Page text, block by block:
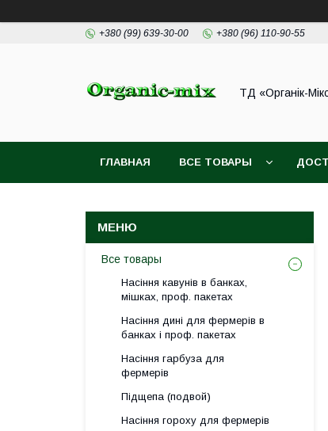
+380 (99) 639-30-00 +380 (96) 110-90-55
ТД «Органік-
ГЛАВНАЯ ВСЕ ТОВАРЫ
Все товары
Насіння кавунів в банках,
мішках, проф. пакетах
Насіння дині для фермерів в
банках і проф. пакетах
Насіння гарбуза для
фермерів
Підщепа (подвой)
Насіння гороху для фермерів